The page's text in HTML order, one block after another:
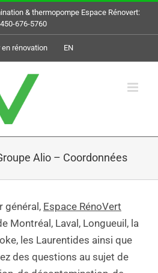
& thermopompe Espace Rénovert:
450-676-5760
en rénovation EN
Alio – Coordonnées
général, Espace RénoVert
Montréal, Laval, Longueuil, la
les Laurentides ainsi que
des questions au sujet de